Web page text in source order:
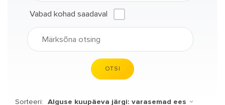
Vabad kohad saadaval
OTSI
Sorteeri: